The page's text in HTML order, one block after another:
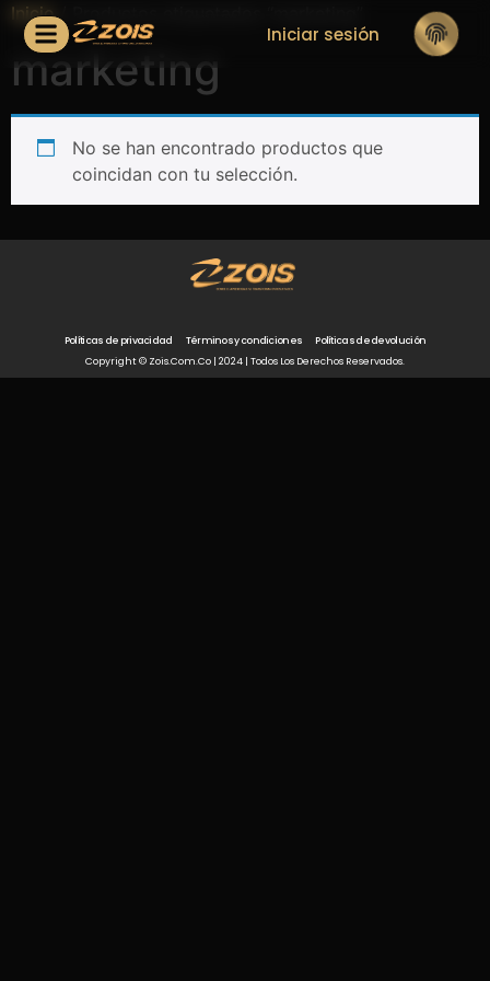
Iniciar sesión
Inicio/ Productos etiquetados “marketing”
marketing
No se han encontrado productos que
coincidan con tu selección.
Políticas de privacidad Términos y condiciones
Políticas de devolución
Copyright © Zois.com.co | 2024 | Todos Los Derechos Reservados.